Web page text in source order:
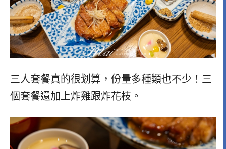
三人套餐真的很划算，份量多種類也不少！三
個套餐還加上炸雞跟炸花枝。